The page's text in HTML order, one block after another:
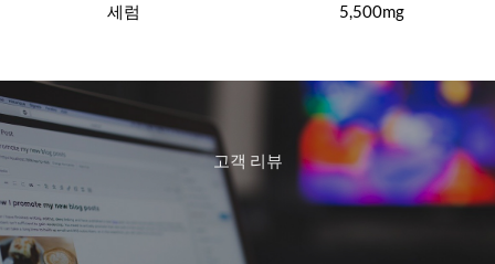
세럼
5,500mg
고객 리뷰